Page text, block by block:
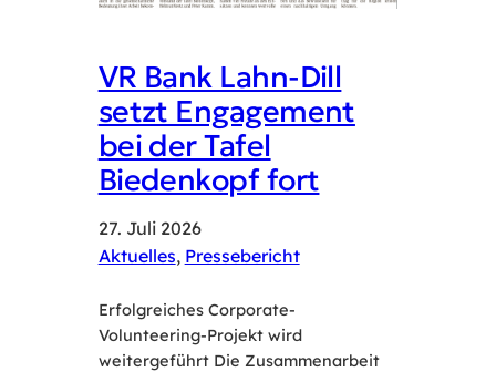
VR Bank Lahn-Dill
setzt Engagement
bei der Tafel
Biedenkopf fort
27. Juli 2026
Aktuelles, Pressebericht
Erfolgreiches Corporate-
Volunteering-Projekt wird
weitergeführt Die Zusammenarbeit